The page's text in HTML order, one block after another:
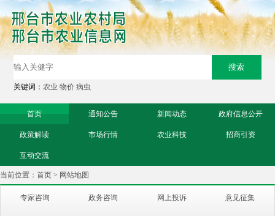
关键词：农业 物价 病虫
首页 通知公告 新闻动态 政府信息公开
政策解读 市场行情 农业科技 招商引资
互动交流
当前位置： 首页 > 网站地图
专家咨询 政务咨询 网上投诉 意见征集